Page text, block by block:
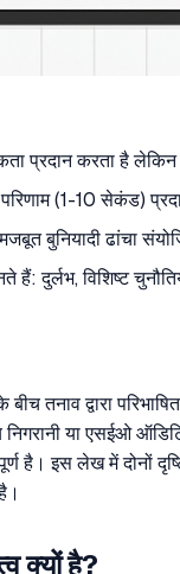
प्रदान करता है
(1-10 सेकंड)
बुनियादी ढांचा
दुर्लभ, विशिष्ट
तनाव द्वारा
निगरानी या एसईओ
है। इस लेख में दोनों
क्यों है?